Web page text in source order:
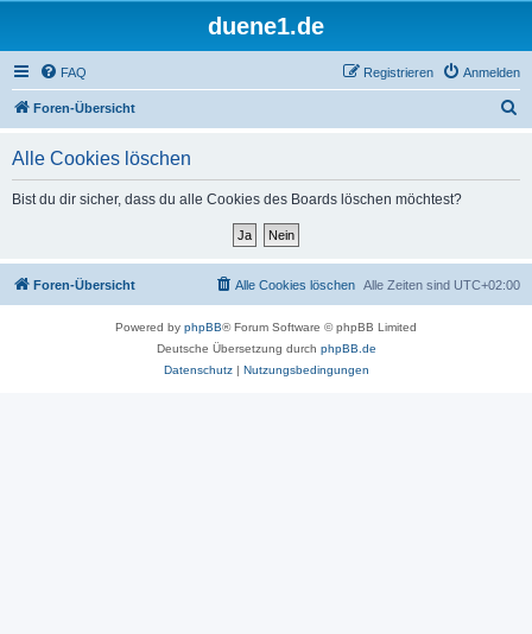
duene1.de
FAQ Anmelden
Registrieren
Foren-Übersicht
Alle Cookies löschen
Bist du dir sicher, dass du alle Cookies des Boards löschen möchtest?
Foren-Übersicht Alle Zeiten sind UTC+02:00
Alle Cookies löschen
Powered by phpBB® Forum Software © phpBB Limited
Deutsche Übersetzung durch phpBB.de
Datenschutz| Nutzungsbedingungen